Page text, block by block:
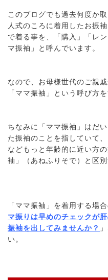
このブログでも過去何度か
人式のころに着用したお振
で着る事を、「購入」「レ
マ振袖」と呼んでいます。
なので、お母様世代のご親
「ママ振袖」という呼び方
ちなみに「ママ振袖」はだ
た振袖のことを指していて
などもっと年齢的に近い方
袖」（あねふりそで）と区
「ママ振袖」を着用する場
マ振りは早めのチェックが
振袖を出してみませんか？
い。